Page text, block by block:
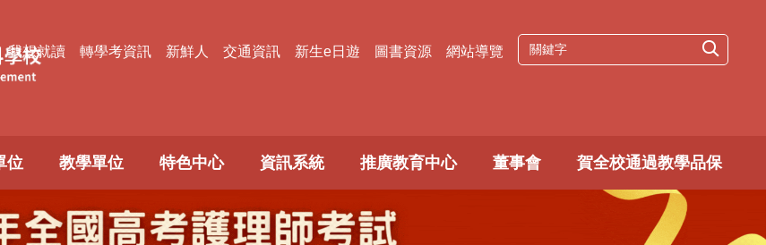
我想就讀 轉學考資訊 新鮮人 交通資訊 新生e日遊 圖書資源 網站導覽
位 教學單位 特色中心 資訊系統 推廣教育中心 董事會 賀全校通過教學品保